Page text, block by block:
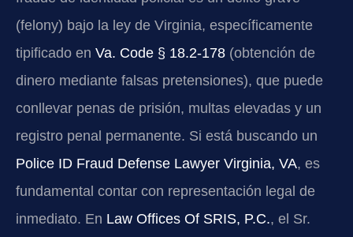
(felony) bajo la ley de Virginia, específicamente
tipificado en Va. Code § 18.2-178 (obtención de
dinero mediante falsas pretensiones), que puede
conllevar penas de prisión, multas elevadas y un
registro penal permanente. Si está buscando un
Police ID Fraud Defense Lawyer Virginia, VA, es
fundamental contar con representación legal de
inmediato. En Law Offices Of SRIS, P.C., el Sr.